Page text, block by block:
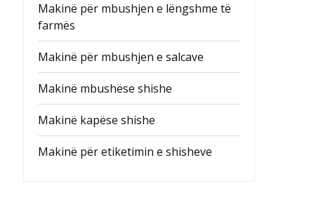
Makinë për mbushjen e lëngshme të
farmës
Makinë për mbushjen e salcave
Makinë mbushëse shishe
Makinë kapëse shishe
Makinë për etiketimin e shisheve